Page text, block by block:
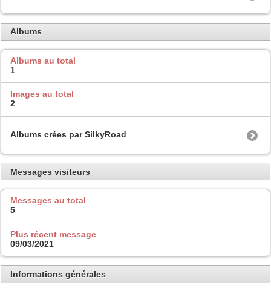
Albums
Albums au total
1
Images au total
2
Albums crées par SilkyRoad
Messages visiteurs
Messages au total
5
Plus récent message
09/03/2021
Informations générales